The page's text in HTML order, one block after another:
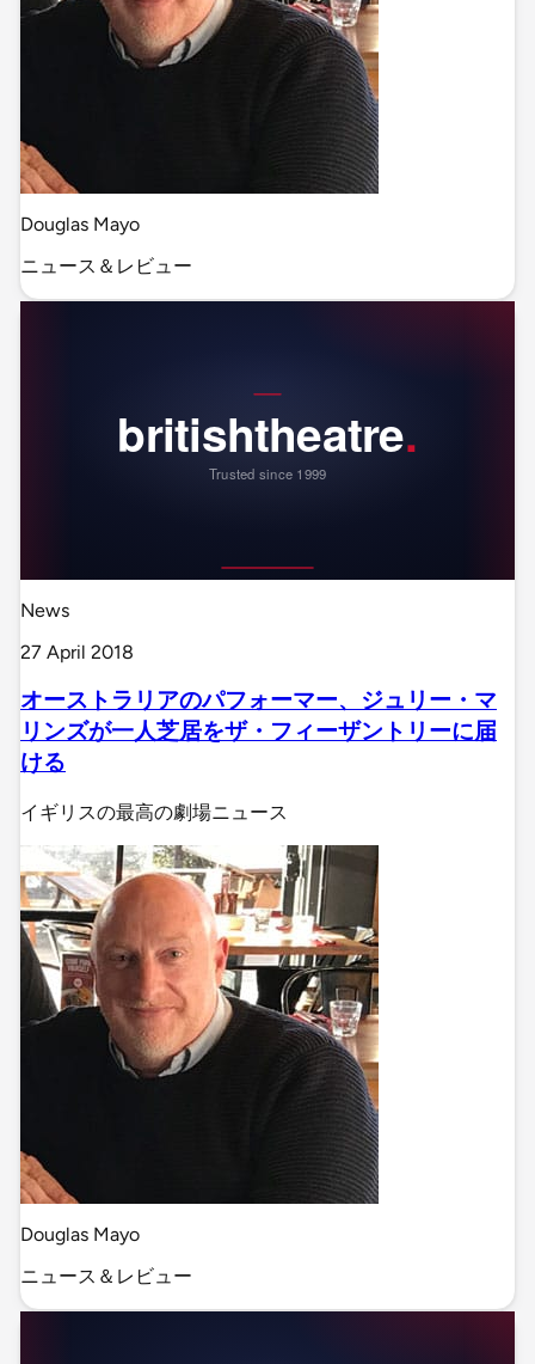
Douglas Mayo
ニュース＆レビュー
News
27 April 2018
オーストラリアのパフォーマー、ジュリー・マ
リンズが一人芝居をザ・フィーザントリーに届
ける
イギリスの最高の劇場ニュース
Douglas Mayo
ニュース＆レビュー